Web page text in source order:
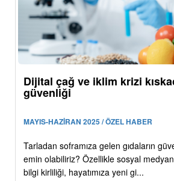
Dijital çağ ve iklim krizi
güvenliği
MAYIS-HAZİRAN 2025 / ÖZEL HABER
Tarladan soframıza gelen gıdaların
emin olabiliriz? Özellikle sosyal
bilgi kirliliği, hayatımıza yeni gi...